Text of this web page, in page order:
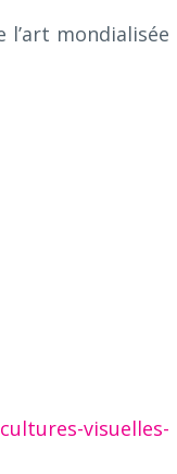
mondialisée
visuelles-